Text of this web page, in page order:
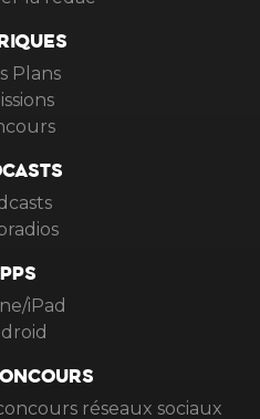
Plans
iPad
réseaux sociaux